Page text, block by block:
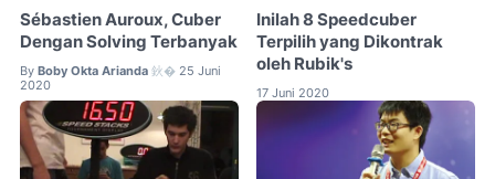
Sébastien Auroux, Cuber
Dengan Solving Terbanyak
By Boby Okta Arianda 鈥� 25 Juni
2020
Inilah 8 Speedcuber
Terpilih yang Dikontrak
oleh Rubik's
17 Juni 2020